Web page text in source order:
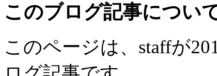
このブログ記事につい
このページは、staffが